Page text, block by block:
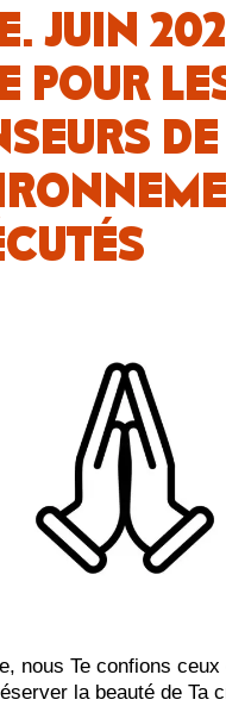
JUIN
POUR
DE
nous Te confions
la beauté de Ta